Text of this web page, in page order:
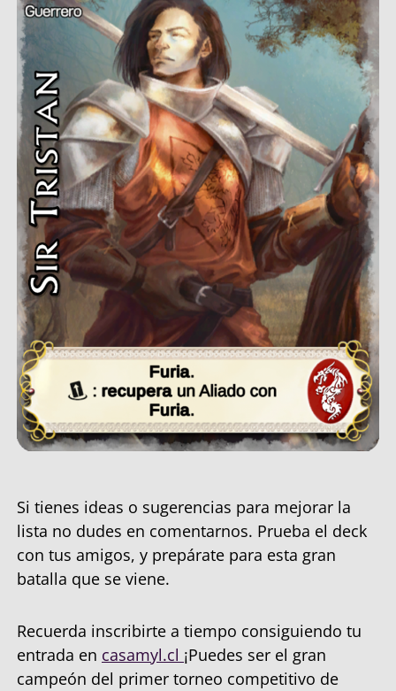
Si tienes ideas o sugerencias para mejorar la
lista no dudes en comentarnos. Prueba el deck
con tus amigos, y prepárate para esta gran
batalla que se viene.
Recuerda inscribirte a tiempo consiguiendo tu
entrada en casamyl.cl ¡Puedes ser el gran
campeón del primer torneo competitivo de